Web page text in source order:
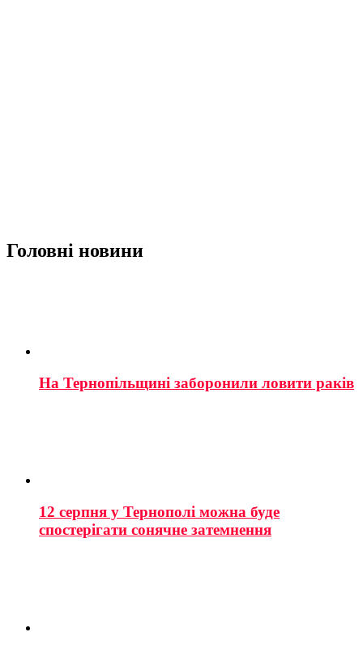
Головні новини
На Тернопільщині заборонили ловити раків
12 серпня у Тернополі можна буде
спостерігати сонячне затемнення